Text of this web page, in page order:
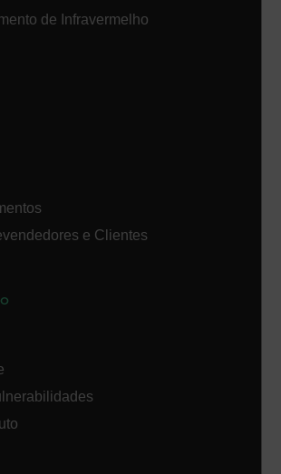
de Infravermelho
e Clientes
cache|[-